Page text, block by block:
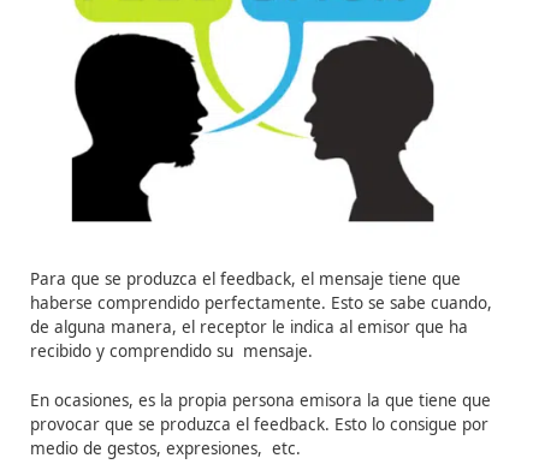
Los mensajes son eventos de conducta que se hallan
relacionados con los estados internos de las personas:
garabatos en el papel, sonidos en el aire, marcas en la
piedra, movimientos del cuerpo, etc. Son los
ser humano, el resultado de sus esfuerzos para
decir, cifrar o poner en clave común sus ideas.
Los mensajes son la expresión de ideas (contenido)
Sonaspectos a tener en cuenta cuando se elabora un
mensaje:
– Tener en mente al receptor.
– Pensar el contenido con anticipación.